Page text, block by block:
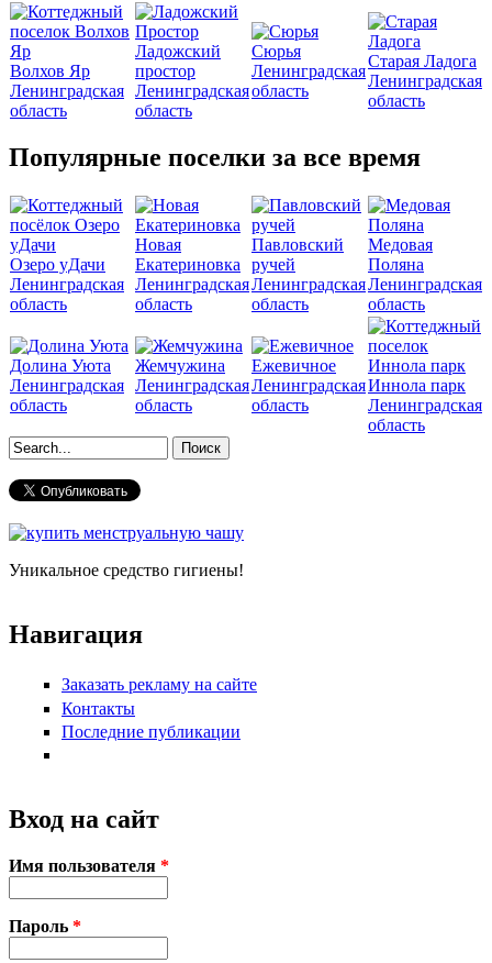
Волхов Яр
Ленинградская
область
Ладожский
простор
Ленинградская
область
Сюрья
Ленинградская
область
Старая Ладога
Ленинградская
область
Популярные поселки за все время
Озеро уДачи
Ленинградская
область
Новая
Екатериновка
Ленинградская
область
Павловский
ручей
Ленинградская
область
Медовая
Поляна
Ленинградская
область
Долина Уюта
Ленинградская
область
Жемчужина
Ленинградская
область
Ежевичное
Ленинградская
область
Иннола парк
Ленинградская
область
Форма поиска
Уникальное средство гигиены!
Навигация
Заказать рекламу на сайте
Контакты
Последние публикации
Вход на сайт
Имя пользователя *
Пароль *